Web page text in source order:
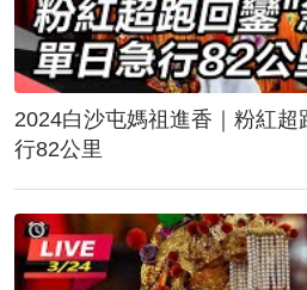
2024白沙屯媽祖進香｜粉紅超跑回
行82公里